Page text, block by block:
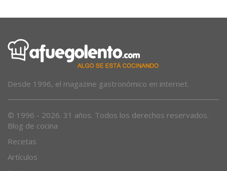
Blog de cocina
Recetas